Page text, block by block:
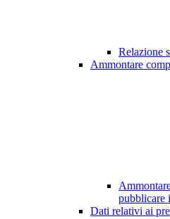
Relazione
Ammontare
pubblicare
Dati relativi ai